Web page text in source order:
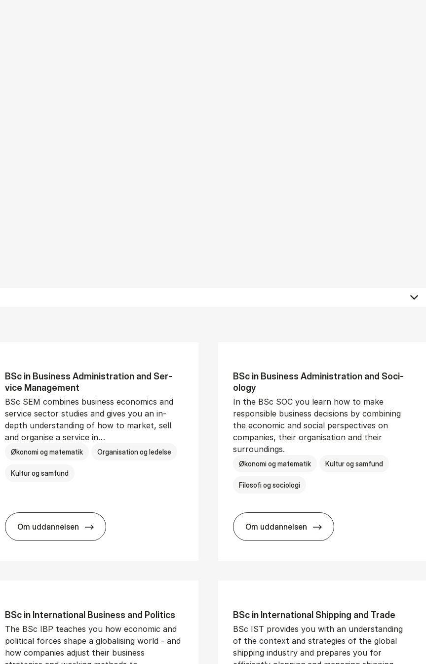
BSc in Busi­ness Ad­min­is­tra­tion and Ser­
vice Man­age­ment
BSc SEM combines business economics and
service sector studies and gives you an in-
depth understanding of how to market, sell
and organise a service in…
Økonomi og matematik Organisation og ledelse
Kultur og samfund
Om uddannelsen
BSc in Busi­ness Ad­min­is­tra­tion and Ser­vice Man­age­ment
BSc in Busi­ness Ad­min­is­tra­tion and So­ci­
ology
In the BSc SOC you learn how to make
responsible business decisions by combining
the economic and social perspectives on
companies, their organisation and their
surroundings.
Økonomi og matematik Kultur og samfund
Filosofi og sociologi
Om uddannelsen
BSc in Busi­ness Ad­min­is­tra­tion and
BSc in In­ter­na­tion­al Busi­ness and Polit­ics
The BSc IBP teaches you how economic and
political forces shape a globalising world - and
how companies adjust their business
BSc in In­ter­na­tion­al Ship­ping and Trade
BSc IST provides you with an understanding
of the context and strategies of the global
shipping industry and prepares you for